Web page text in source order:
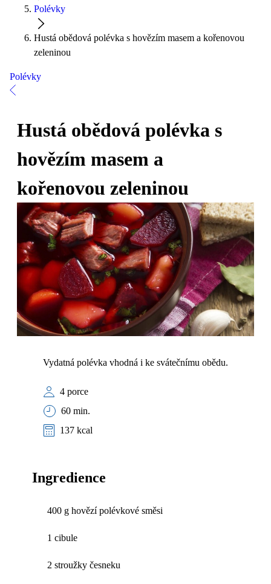
Polévky
Hustá obědová polévka s hovězím masem a kořenovou
zeleninou
Polévky
Hustá obědová polévka s
hovězím masem a
kořenovou zeleninou
Vydatná polévka vhodná i ke svátečnímu obědu.
4 porce
60 min.
137 kcal
Ingredience
400 g hovězí polévkové směsi
1 cibule
2 stroužky česneku